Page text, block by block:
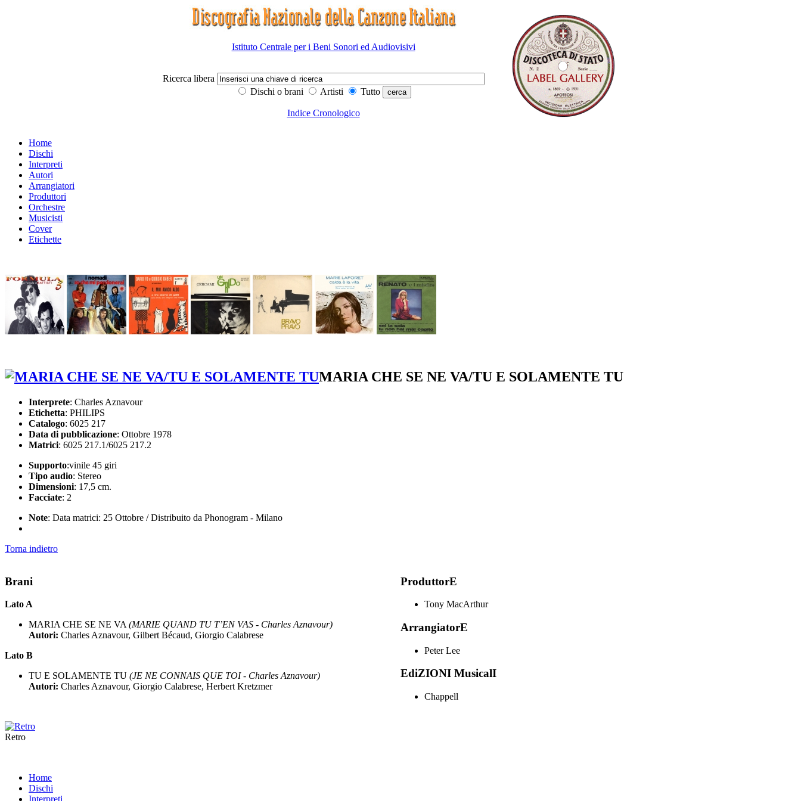
Istituto Centrale per i Beni Sonori ed Audiovisivi
Ricerca libera
Dischi o brani
Artisti Tutto
Indice Cronologico
Home
Dischi
Interpreti
Autori
Arrangiatori
Produttori
Orchestre
Musicisti
Cover
Etichette
MARIA CHE SE NE VA/TU E SOLAMENTE TU
Interprete: Charles Aznavour
Etichetta: PHILIPS
Catalogo: 6025 217
Data di pubblicazione: Ottobre 1978
Matrici: 6025 217.1/6025 217.2
Supporto:vinile 45 giri
Tipo audio: Stereo
Dimensioni: 17,5 cm.
Facciate: 2
Note: Data matrici: 25 Ottobre / Distribuito da Phonogram - Milano
Torna indietro
Brani
Lato A
MARIA CHE SE NE VA (MARIE QUAND TU T’EN VAS - Charles Aznavour)
Autori: Charles Aznavour, Gilbert Bécaud, Giorgio Calabrese
Lato B
TU E SOLAMENTE TU (JE NE CONNAIS QUE TOI - Charles Aznavour)
Autori: Charles Aznavour, Giorgio Calabrese, Herbert Kretzmer
ProduttorE
Tony MacArthur
ArrangiatorE
Peter Lee
EdiZIONI MusicalI
Chappell
Retro
Home
Dischi
Interpreti